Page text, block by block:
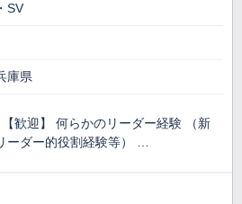
SV
庫県
【歓迎】 何らかのリーダー経験 （新
ーダー的役割経験等） …